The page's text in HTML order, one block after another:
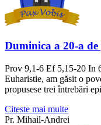
Duminica a 20-a de
Prov 9,1-6 Ef 5,15-20 In
Euharistie, am găsit o
propusese trei întrebări
Citeste mai multe
Pr. Mihail-Andrei